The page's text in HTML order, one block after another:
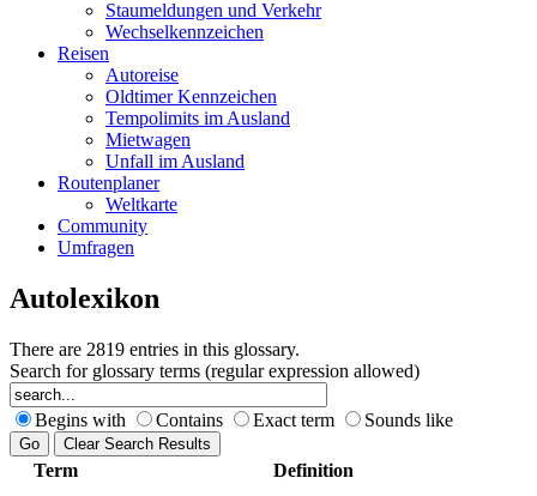
Staumeldungen und Verkehr
Wechselkennzeichen
Reisen
Autoreise
Oldtimer Kennzeichen
Tempolimits im Ausland
Mietwagen
Unfall im Ausland
Routenplaner
Weltkarte
Community
Umfragen
Autolexikon
There are 2819 entries in this glossary.
Search for glossary terms (regular expression allowed)
Begins with Contains Exact term Sounds like
Term Definition